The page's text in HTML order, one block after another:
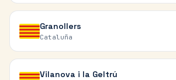
Granollers
Cataluña
Vilanova i la Geltrú